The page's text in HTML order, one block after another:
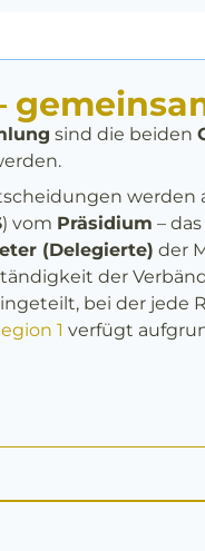
sind die beiden
werden
) vom Präsidium – das
(Delegierte) der
der
bei der jede
1 verfügt